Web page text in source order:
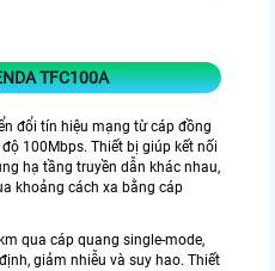
TFC100A
đổi tín hiệu mạng từ cáp đồng
100Mbps. Thiết bị giúp kết nối
hạ tầng truyền dẫn khác nhau,
khoảng cách xa bằng cáp
qua cáp quang single-mode,
giảm nhiễu và suy hao. Thiết